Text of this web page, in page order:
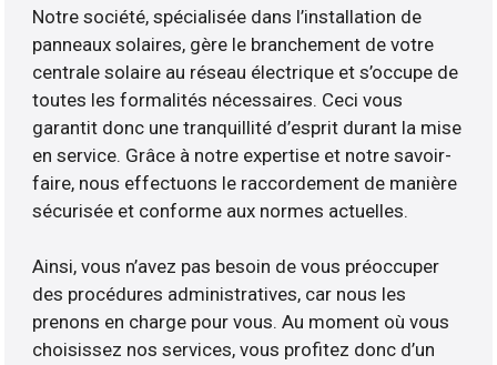
Notre société, spécialisée dans l’installation de
panneaux solaires, gère le branchement de votre
centrale solaire au réseau électrique et s’occupe de
toutes les formalités nécessaires. Ceci vous
garantit donc une tranquillité d’esprit durant la mise
en service. Grâce à notre expertise et notre savoir-
faire, nous effectuons le raccordement de manière
sécurisée et conforme aux normes actuelles.
Ainsi, vous n’avez pas besoin de vous préoccuper
des procédures administratives, car nous les
prenons en charge pour vous. Au moment où vous
choisissez nos services, vous profitez donc d’un